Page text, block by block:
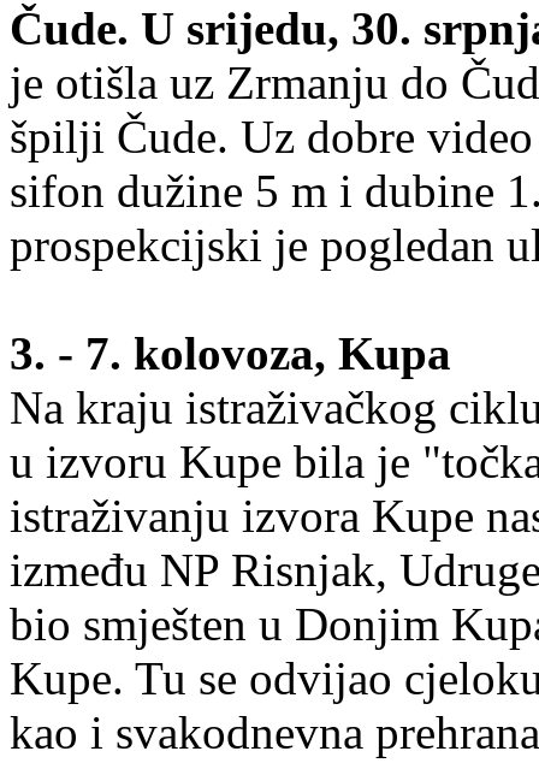
Čude. U srijedu, 30.
je otišla uz Zrmanju do
špilji Čude. Uz dobre
sifon dužine 5 m i dubine
prospekcijski je pogledan
3. - 7. kolovoza, Kupa
Na kraju istraživačkog
u izvoru Kupe bila je
istraživanju izvora Kupe
između NP Risnjak,
bio smješten u Donjim
Kupe. Tu se odvijao
kao i svakodnevna